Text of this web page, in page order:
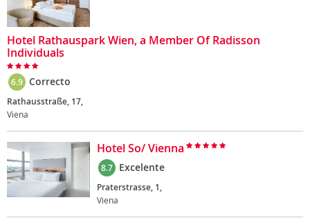
Hotel Rathauspark Wien, a Member Of Radisson
Individuals
6.9 Correcto
Rathausstraße, 17,
Viena
Hotel So/ Vienna
8.7 Excelente
Praterstrasse, 1,
Viena